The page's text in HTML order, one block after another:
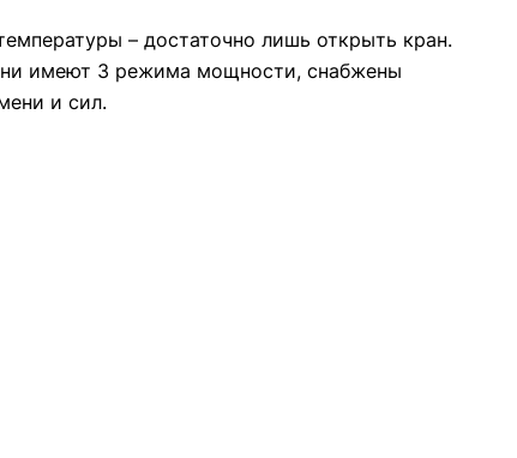
– достаточно лишь открыть кран.
имеют 3 режима мощности, снабжены
и сил.